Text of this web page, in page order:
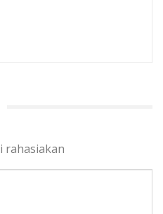
rahasiakan